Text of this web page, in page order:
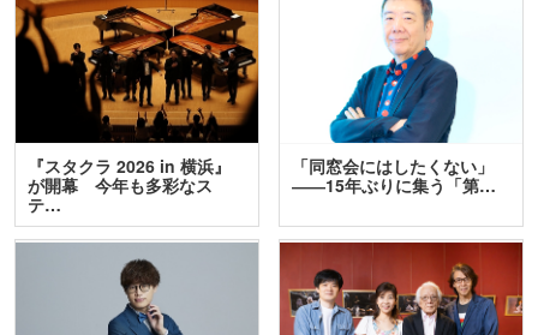
『スタクラ 2026 in 横浜』
が開幕 今年も多彩なス
テ…
「同窓会にはしたくない」
――15年ぶりに集う「第…